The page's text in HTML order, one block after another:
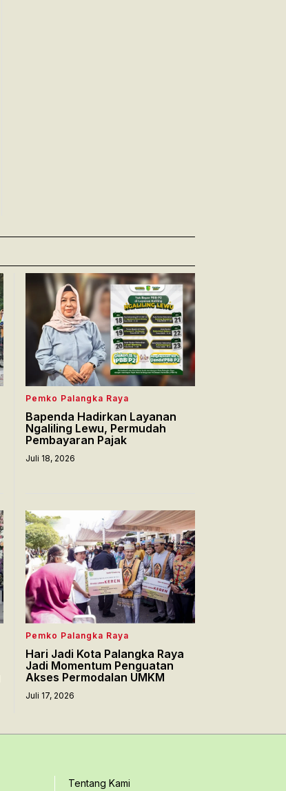
Pemko Palangka Raya
Bapenda Hadirkan Layanan
Ngaliling Lewu, Permudah
Pembayaran Pajak
Juli 18, 2026
Pemko Palangka Raya
Hari Jadi Kota Palangka Raya
Jadi Momentum Penguatan
Akses Permodalan UMKM
Juli 17, 2026
Tentang Kami